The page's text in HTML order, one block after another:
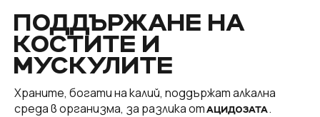
ПОДДЪРЖАНЕ НА
КОСТИТЕ И
МУСКУЛИТЕ
Храните, богати на калий, поддържат алкална
среда в организма, за разлика отАЦИДОЗАТА.